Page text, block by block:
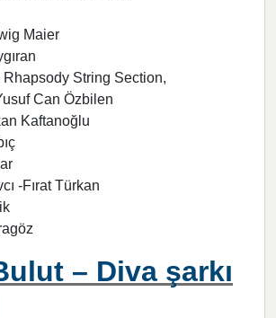
Maier
Rhapsody String Section,
Can Özbilen
Kaftanoğlu
-Fırat Türkan
– Diva şarkı